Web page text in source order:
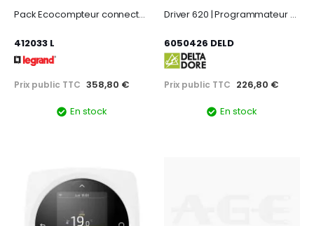
Pack Ecocompteur connecté avec 3 transformateurs de courant fermés 80A
412033 L
Prix public TTC 358,80 €
En stock
Driver 620 | Programmateur de 1 à 2 zones pour chauffage électrique fil pilote
6050426 DELD
Prix public TTC 226,80 €
En stock